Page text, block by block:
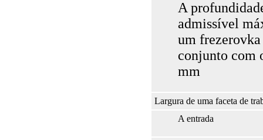
A
admissível
um
conjunto com
mm
Largura de uma faceta de
A entrada